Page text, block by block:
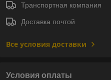
Транспортная компания
Доставка почтой
Все условия доставки
Условия оплаты